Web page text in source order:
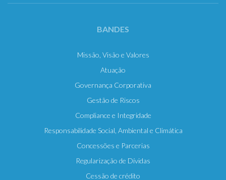
BANDES
Missão, Visão e Valores
Atuação
Governança Corporativa
Gestão de Riscos
Compliance e Integridade
Responsabilidade Social, Ambiental e Climática
Concessões e Parcerias
Regularização de Dívidas
Cessão de crédito